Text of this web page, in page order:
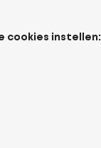
cookies instellen: